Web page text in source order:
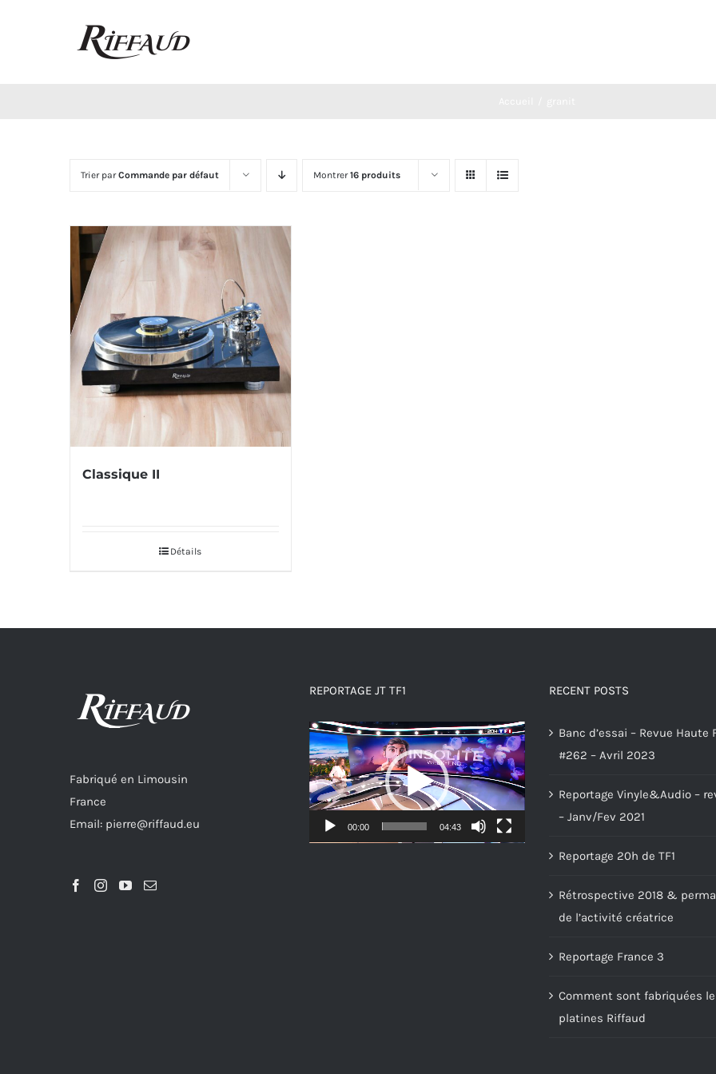
Trier parCommande par défaut Montrer16 produits
Classique II
Détails
Fabriqué en Limousin
France
Email: pierre@riffaud.eu
REPORTAGE JT TF1
Lecteur
vidéo
00:00 04:43
RECENT POSTS
Banc d’essai – Revue Haute
#262 – Avril 2023
Reportage Vinyle&Audio –
– Janv/Fev 2021
Reportage 20h de TF1
Rétrospective 2018 &
de l’activité créatrice
Reportage France 3
Comment sont fabriquées
platines Riffaud